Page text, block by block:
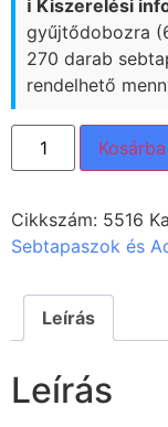
ℹ️ Kiszerelési
gyűjtődobozra
270 darab
rendelhető
Cikkszám: 5516
Sebtapaszok és
Leírás
Leírás